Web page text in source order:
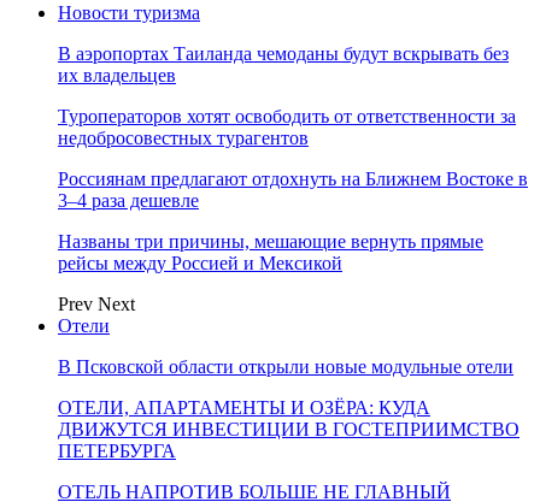
Новости туризма
В аэропортах Таиланда чемоданы будут вскрывать без
их владельцев
Туроператоров хотят освободить от ответственности за
недобросовестных турагентов
Россиянам предлагают отдохнуть на Ближнем Востоке в
3–4 раза дешевле
Названы три причины, мешающие вернуть прямые
рейсы между Россией и Мексикой
Prev Next
Отели
В Псковской области открыли новые модульные отели
ОТЕЛИ, АПАРТАМЕНТЫ И ОЗЁРА: КУДА
ДВИЖУТСЯ ИНВЕСТИЦИИ В ГОСТЕПРИИМСТВО
ПЕТЕРБУРГА
ОТЕЛЬ НАПРОТИВ БОЛЬШЕ НЕ ГЛАВНЫЙ